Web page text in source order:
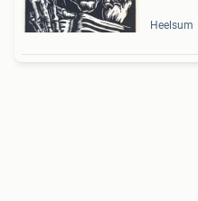
Heelsum